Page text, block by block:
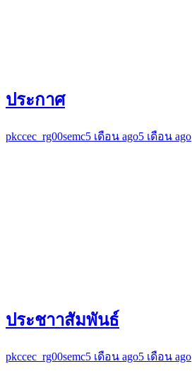
ประกาศ
pkccec_rg00semc5 เดือน ago5 เดือน ago
ประชาาสัมพันธ์
pkccec_rg00semc5 เดือน ago5 เดือน ago